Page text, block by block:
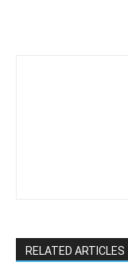
RELATED ARTICLES